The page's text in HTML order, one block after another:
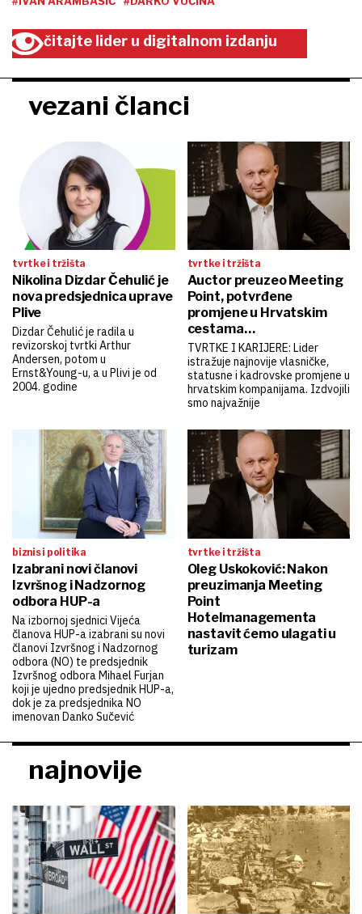
čitajte lider u digitalnom izdanju
vezani članci
tvrtke i tržišta
Nikolina Dizdar Čehulić je
nova predsjednica uprave
Plive
Dizdar Čehulić je radila u
revizorskoj tvrtki Arthur
Andersen, potom u
Ernst&Young-u, a u Plivi je od
2004. godine
tvrtke i tržišta
Auctor preuzeo Meeting
Point, potvrđene
promjene u Hrvatskim
cestama…
TVRTKE I KARIJERE: Lider
istražuje najnovije vlasničke,
statusne i kadrovske promjene u
hrvatskim kompanijama. Izdvojili
smo najvažnije
biznis i politika
Izabrani novi članovi
Izvršnog i Nadzornog
odbora HUP-a
Na izbornoj sjednici Vijeća
članova HUP-a izabrani su novi
članovi Izvršnog i Nadzornog
odbora (NO) te predsjednik
Izvršnog odbora Mihael Furjan
koji je ujedno predsjednik HUP-a,
dok je za predsjednika NO
imenovan Danko Sučević
tvrtke i tržišta
Oleg Uskoković: Nakon
preuzimanja Meeting
Point
Hotelmanagementa
nastavit ćemo ulagati u
turizam
najnovije